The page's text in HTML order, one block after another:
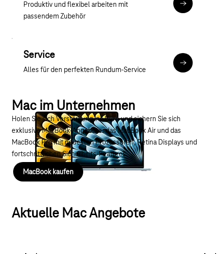
Produktiv und flexibel arbeiten mit
passendem Zubehör
Zum Apple
Service
Alles für den perfekten Rundum-Service Zu den
Mac im Unternehmen
Holen Sie sich Verstärkung ins Büro und sichern Sie sich
exklusive MacBook-Angebote: das MacBook Air und das
MacBook Pro mit neuesten Prozessoren, Retina Displays und
fortschrittlichen Sicherheits-Features.
MacBook kaufen
Aktuelle Mac Angebote